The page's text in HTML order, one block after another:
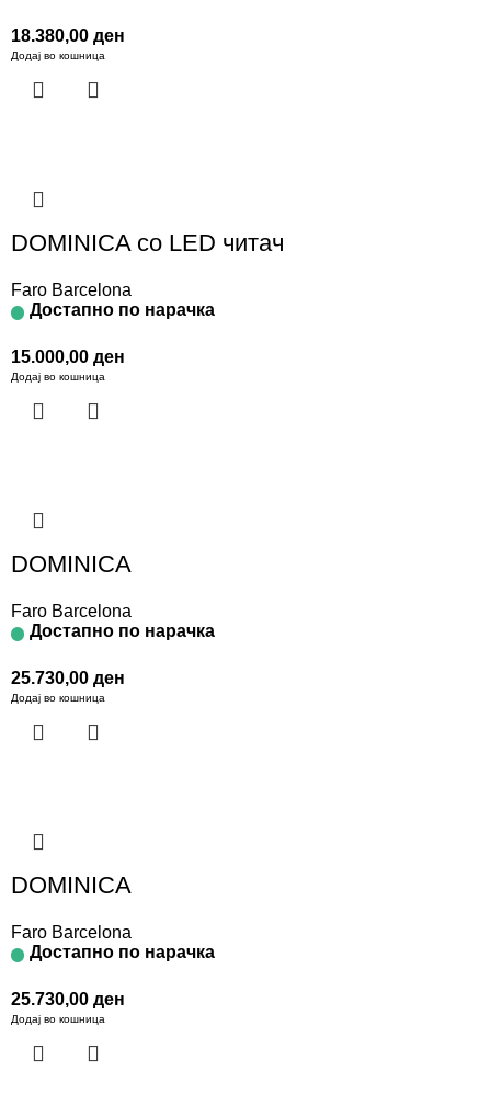
18.380,00 ден
Додај во кошница
DOMINICA со LED читач
Faro Barcelona
Достапно по нарачка
15.000,00 ден
Додај во кошница
DOMINICA
Faro Barcelona
Достапно по нарачка
25.730,00 ден
Додај во кошница
DOMINICA
Faro Barcelona
Достапно по нарачка
25.730,00 ден
Додај во кошница